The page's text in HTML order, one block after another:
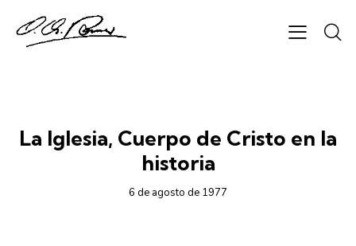
La Iglesia, Cuerpo de Cristo en la
historia
6 de agosto de 1977